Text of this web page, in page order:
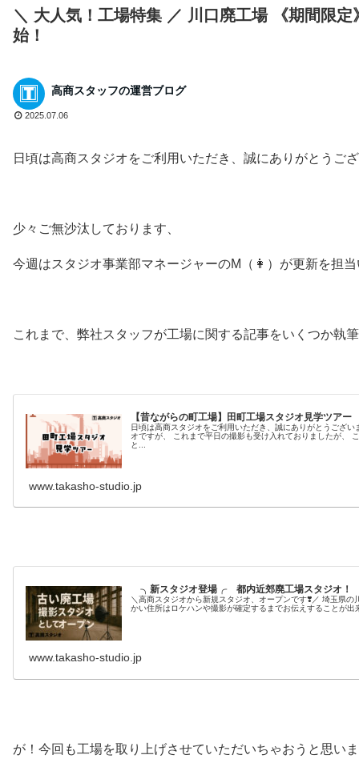
＼ 大人気！工場特集 ／ 川口廃工場 《期間限
始！
高商スタッフの運営ブログ
2025.07.06
日頃は高商スタジオをご利用いただき、誠にありがとうご
少々ご無沙汰しております、
今週はスタジオ事業部マネージャーのM（👩）が更新を担
これまで、弊社スタッフが工場に関する記事をいくつか執
【昔ながらの町工場】田町工場スタジオ見学ツアー
日頃は高商スタジオをご利用いただき、誠にありがとうございます✨ 映画やドラマの撮影に大人気の田町
オですが、 これまで平日の撮影も受け入れておりましたが、 この度工場の繁忙につきまして土日祝のみのお貸出し
と...
www.takasho-studio.jp
╮新スタジオ登場╭ 都内近郊廃工場スタジオ！
＼高商スタジオから新規スタジオ、オープンです❣️／ 埼玉県の川口市に新たに工場スタジオがオープンしました✨ 細
www.takasho-studio.jp
が！今回も工場を取り上げさせていただいちゃおうと思い